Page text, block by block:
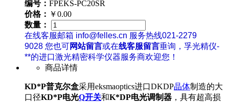
编号： FPEKS-PC20SR
价格： ￥0.00
数量：
在线客服邮箱 info@felles.cn 服务热线021-2279
9028 您也可网站留言或在线客服留言垂询，孚光精仪-
**的进口激光精密科学仪器服务商欢迎您！
商品详情
KD*P普克尔盒采用eksmaoptics进口DKDP晶体制造的大
口径KD*P电光Q开关和K*DP电光调制器 ，具有超高损